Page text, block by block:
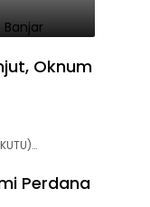
Oknum
Perdana